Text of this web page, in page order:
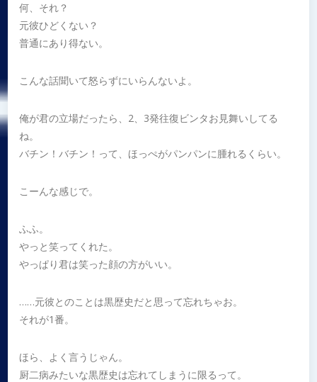
何、それ？
元彼ひどくない？
普通にあり得ない。
こんな話聞いて怒らずにいらんないよ。
俺が君の立場だったら、2、3発往復ビンタお見舞いしてる
ね。
バチン！バチン！って、ほっぺがパンパンに腫れるくらい。
こーんな感じで。
ふふ。
やっと笑ってくれた。
やっぱり君は笑った顔の方がいい。
……元彼とのことは黒歴史だと思って忘れちゃお。
それが1番。
ほら、よく言うじゃん。
厨二病みたいな黒歴史は忘れてしまうに限るって。